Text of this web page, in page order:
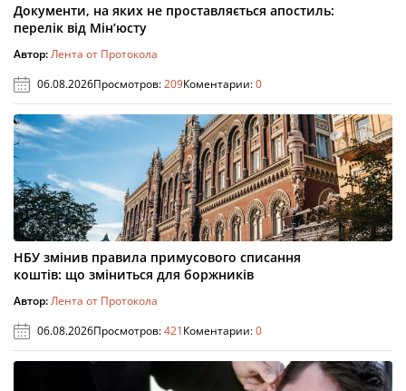
Документи, на яких не проставляється апостиль:
перелік від Мін’юсту
Автор:Лента от Протокола
06.08.2026Просмотров:209Коментарии:0
НБУ змінив правила примусового списання
коштів: що зміниться для боржників
Автор:Лента от Протокола
06.08.2026Просмотров:421Коментарии:0